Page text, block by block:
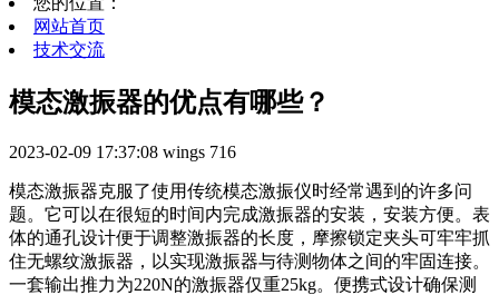
网站首页
技术交流
模态激振器的优点有哪些？
2023-02-09 17:37:08 wings 716
模态激振器克服了使用传统模态激振仪时经常遇到的许多问
题。它可以在很短的时间内完成激振器的安装，安装方便。表
体的通孔设计便于调整激振器的长度，摩擦锁定夹头可牢牢抓
住无螺纹激振器，以实现激振器与待测物体之间的牢固连接。
一套输出推力为220N的激振器仅重25kg。便携式设计确保测